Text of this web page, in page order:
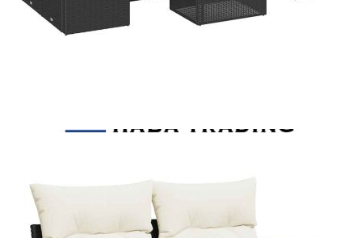
Градински диван с възглавници, 8
части, черен полиратан, акация